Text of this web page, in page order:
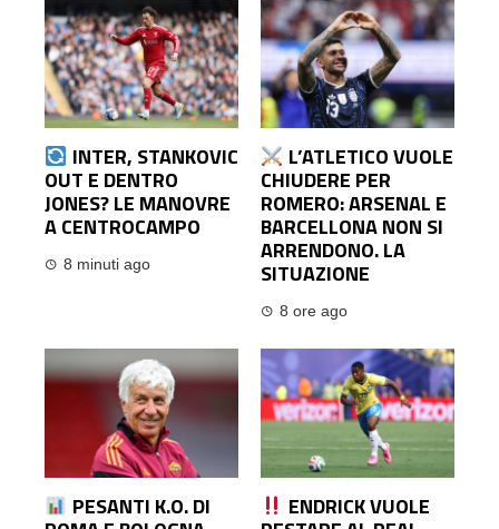
INTER, STANKOVIC
OUT E DENTRO
JONES? LE MANOVRE
A CENTROCAMPO
8 minuti ago
L’ATLETICO VUOLE
CHIUDERE PER
ROMERO: ARSENAL E
BARCELLONA NON SI
ARRENDONO. LA
SITUAZIONE
8 ore ago
PESANTI K.O. DI ENDRICK VUOLE